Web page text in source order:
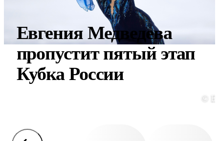
Евгения Медведева
пропустит пятый этап
Кубка России
©